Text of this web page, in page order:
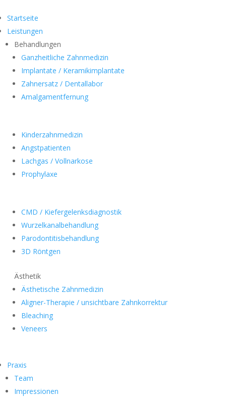
Startseite
Leistungen
Behandlungen
Ganzheitliche Zahnmedizin
Implantate / Keramikimplantate
Zahnersatz / Dentallabor
Amalgamentfernung
Kinderzahnmedizin
Angstpatienten
Lachgas / Vollnarkose
Prophylaxe
CMD / Kiefergelenksdiagnostik
Wurzelkanalbehandlung
Parodontitisbehandlung
3D Röntgen
Ästhetik
Ästhetische Zahnmedizin
Aligner-Therapie / unsichtbare Zahnkorrektur
Bleaching
Veneers
Praxis
Team
Impressionen